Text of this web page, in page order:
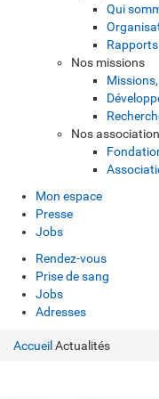
Qui
Rapports
Nos missions
Nos
Mon espace
Presse
Jobs
Rendez-vous
Prise de sang
Jobs
Adresses
Accueil Actualités